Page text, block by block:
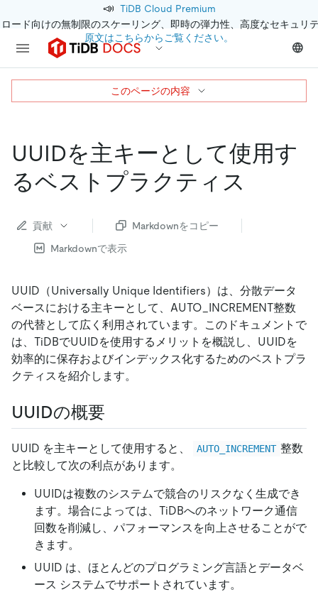
📣 TiDB Cloud Premium
ード向けの無制限のスケーリング、即時の弾力性、高度なセキュリ
原文はこちらからご覧ください。
UUIDを主キーとして使用す
るベストプラクティス
貢献
Markdownをコピー
Markdownで表示
UUID（Universally Unique Identifiers）は、分散データ
ベースにおける主キーとして、AUTO_INCREMENT整数
の代替として広く利用されています。このドキュメントで
は、TiDBでUUIDを使用するメリットを概説し、UUIDを
効率的に保存およびインデックス化するためのベストプラ
クティスを紹介します。
UUIDの概要
UUID を主キーとして使用すると、 AUTO_INCREMENT 整数
と比較して次の利点があります。
UUIDは複数のシステムで競合のリスクなく生成でき
ます。場合によっては、TiDBへのネットワーク通信
回数を削減し、パフォーマンスを向上させることがで
きます。
UUID は、ほとんどのプログラミング言語とデータベ
ース システムでサポートされています。
このページの内容